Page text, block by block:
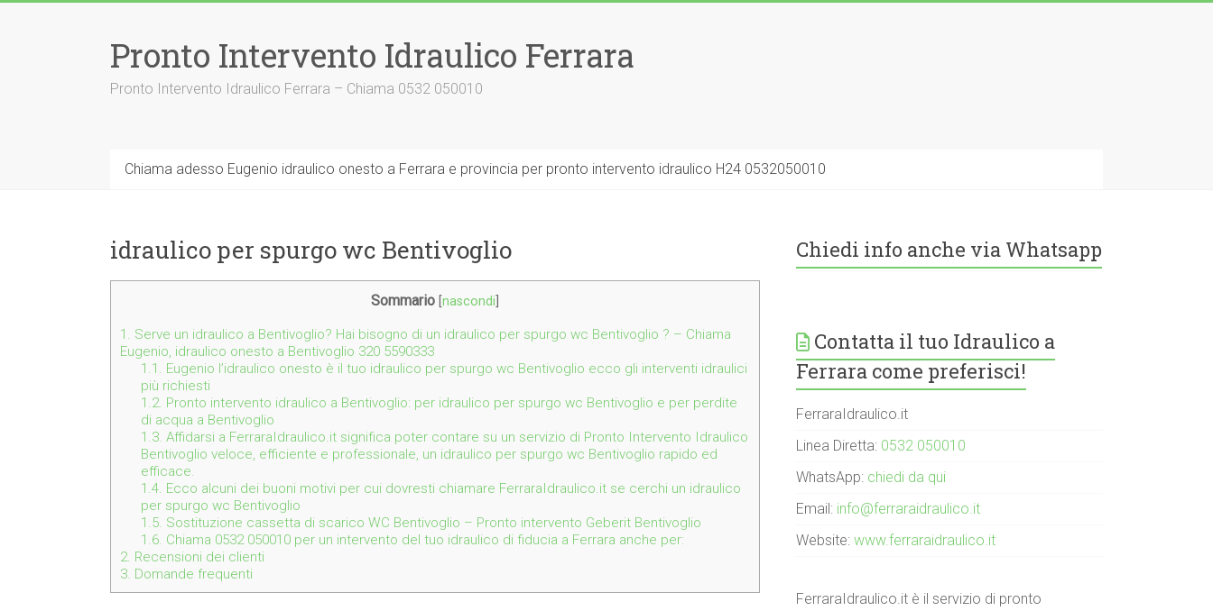
Pronto Intervento Idraulico Ferrara
Pronto Intervento Idraulico Ferrara – Chiama 0532 050010
Chiama adesso Eugenio idraulico onesto a Ferrara e provincia per pronto intervento idraulico H24 0532050010
idraulico per spurgo wc Bentivoglio
Sommario nascondi
1. Serve un idraulico a Bentivoglio? Hai bisogno di un idraulico per spurgo wc Bentivoglio ? – Chiama
Eugenio, idraulico onesto a Bentivoglio 320 5590333
1.1. Eugenio l’idraulico onesto è il tuo idraulico per spurgo wc Bentivoglio ecco gli interventi idraulici
più richiesti
1.2. Pronto intervento idraulico a Bentivoglio: per idraulico per spurgo wc Bentivoglio e per perdite
di acqua a Bentivoglio
1.3. Affidarsi a FerraraIdraulico.it significa poter contare su un servizio di Pronto Intervento Idraulico
Bentivoglio veloce, efficiente e professionale, un idraulico per spurgo wc Bentivoglio rapido ed
efficace.
1.4. Ecco alcuni dei buoni motivi per cui dovresti chiamare FerraraIdraulico.it se cerchi un idraulico
per spurgo wc Bentivoglio
1.5. Sostituzione cassetta di scarico WC Bentivoglio – Pronto intervento Geberit Bentivoglio
1.6. Chiama 0532 050010 per un intervento del tuo idraulico di fiducia a Ferrara anche per:
2. Recensioni dei clienti
3. Domande frequenti
Chiedi info anche via Whatsapp
Contatta il tuo Idraulico a
Ferrara come preferisci!
FerraraIdraulico.it
Linea Diretta: 0532 050010
WhatsApp: chiedi da qui
Email: info@ferraraidraulico.it
Website:www.ferraraidraulico.it
FerraraIdraulico.it è il servizio di pronto